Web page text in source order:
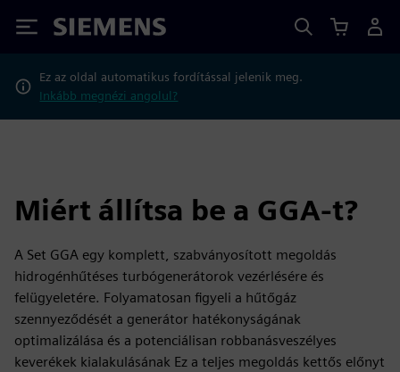
Siemens
Ez az oldal automatikus fordítással jelenik meg.
Inkább megnézi angolul?
Miért állítsa be a GGA-t?
A Set GGA egy komplett, szabványosított megoldás
hidrogénhűtéses turbógenerátorok vezérlésére és
felügyeletére. Folyamatosan figyeli a hűtőgáz
szennyeződését a generátor hatékonyságának
optimalizálása és a potenciálisan robbanásveszélyes
keverékek kialakulásának Ez a teljes megoldás kettős előnyt